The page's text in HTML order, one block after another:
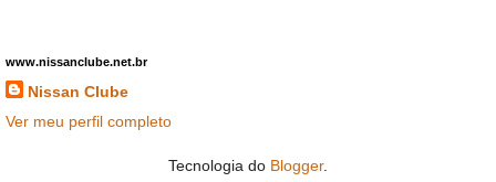
www.nissanclube.net.br
Nissan Clube
Ver meu perfil completo
Tecnologia do Blogger.